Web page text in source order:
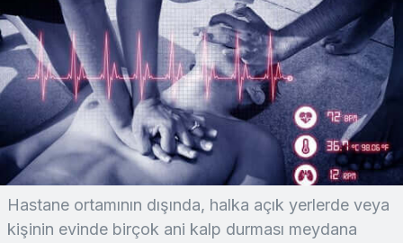
Hastane ortamının dışında, halka açık yerlerde veya
kişinin evinde birçok ani kalp durması meydana